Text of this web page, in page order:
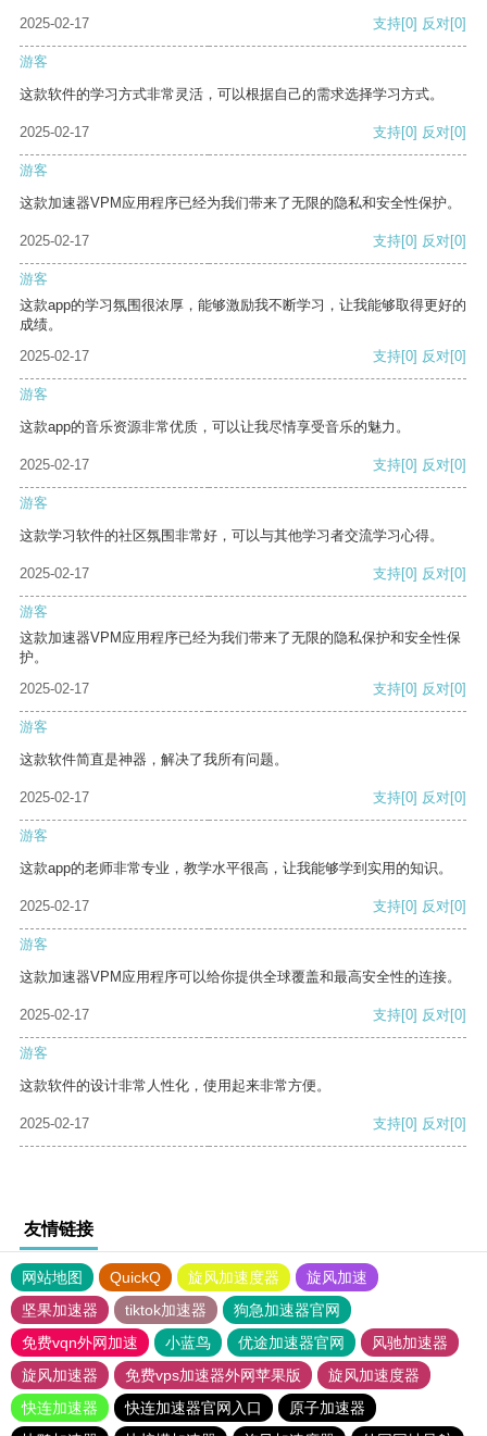
2025-02-17 支持[0] 反对[0]
游客
这款软件的学习方式非常灵活，可以根据自己的需求选择学习方式。
2025-02-17 支持[0] 反对[0]
游客
这款加速器VPM应用程序已经为我们带来了无限的隐私和安全性保护。
2025-02-17 支持[0] 反对[0]
游客
这款app的学习氛围很浓厚，能够激励我不断学习，让我能够取得更好的
成绩。
2025-02-17
支持[0] 反对[0]
游客
这款app的音乐资源非常优质，可以让我尽情享受音乐的魅力。
2025-02-17 支持[0] 反对[0]
游客
这款学习软件的社区氛围非常好，可以与其他学习者交流学习心得。
2025-02-17 支持[0] 反对[0]
游客
这款加速器VPM应用程序已经为我们带来了无限的隐私保护和安全性保
护。
2025-02-17
支持[0] 反对[0]
游客
这款软件简直是神器，解决了我所有问题。
2025-02-17 支持[0] 反对[0]
游客
这款app的老师非常专业，教学水平很高，让我能够学到实用的知识。
2025-02-17 支持[0] 反对[0]
游客
这款加速器VPM应用程序可以给你提供全球覆盖和最高安全性的连接。
2025-02-17 支持[0] 反对[0]
游客
这款软件的设计非常人性化，使用起来非常方便。
2025-02-17 支持[0] 反对[0]
友情链接
网站地图 QuickQ 旋风加速度器
旋风加速
坚果加速器
tiktok加速器
狗急加速器官网
免费vqn外网加速
小蓝鸟 优途加速器官网
风驰加速器
旋风加速器
免费vps加速器外网苹果版
旋风加速度器
快连加速器
快连加速器官网入口
原子加速器